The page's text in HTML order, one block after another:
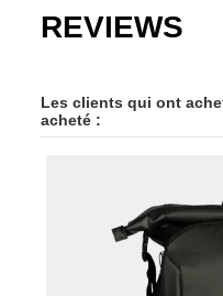
REVIEWS
Les clients qui ont
acheté :